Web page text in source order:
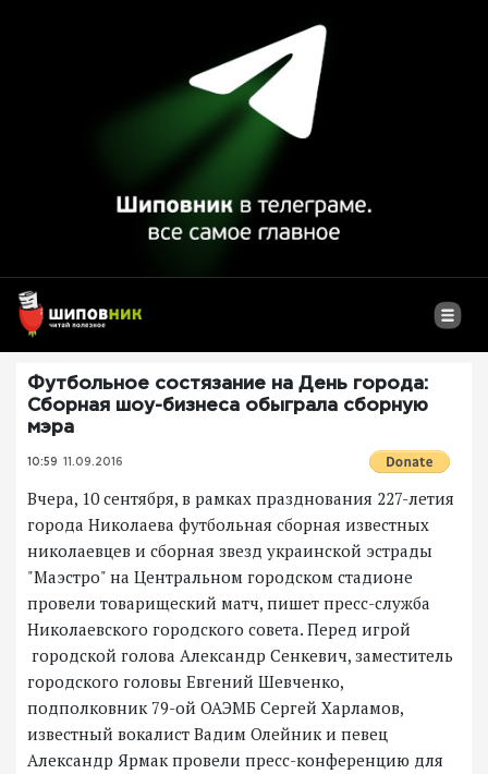
Футбольное состязание на День города:
Сборная шоу-бизнеса обыграла сборную
мэра
10:59 11.09.2016
Вчера, 10 сентября, в рамках празднования 227-летия
города Николаева футбольная сборная известных
николаевцев и сборная звезд украинской эстрады
"Маэстро" на Центральном городском стадионе
провели товарищеский матч, пишет пресс-служба
Николаевского городского совета. Перед игрой
городской голова Александр Сенкевич, заместитель
городского головы Евгений Шевченко,
подполковник 79-ой ОАЭМБ Сергей Харламов,
известный вокалист Вадим Олейник и певец
Александр Ярмак провели пресс-конференцию для